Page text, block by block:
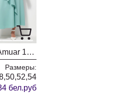
Платье Amuar 1031
Размеры:
бел.руб